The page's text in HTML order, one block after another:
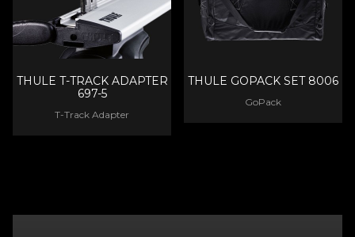
THULE T-TRACK ADAPTER
697-5
T-Track Adapter
THULE GOPACK SET 8006
GoPack